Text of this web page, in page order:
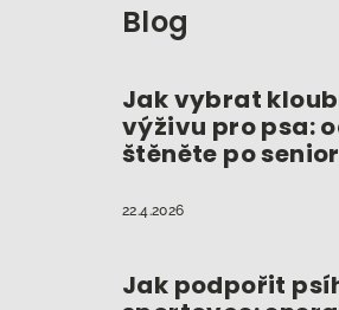
Blog
Jak vybrat
výživu pro psa:
štěněte po
22.4.2026
Jak podpořit